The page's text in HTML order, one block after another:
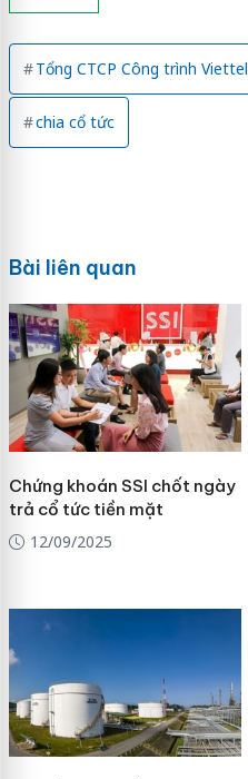
Tổng CTCP Công trình Viettel
chia cổ tức
Bài liên quan
Chứng khoán SSI chốt ngày
trả cổ tức tiền mặt
12/09/2025